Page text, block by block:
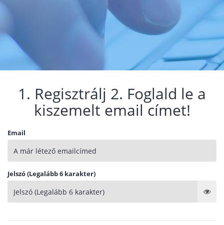
1. Regisztrálj 2. Foglald le a
kiszemelt email címet!
Email
Jelszó (Legalább 6 karakter)